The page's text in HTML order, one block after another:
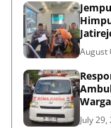
August
Warga
July